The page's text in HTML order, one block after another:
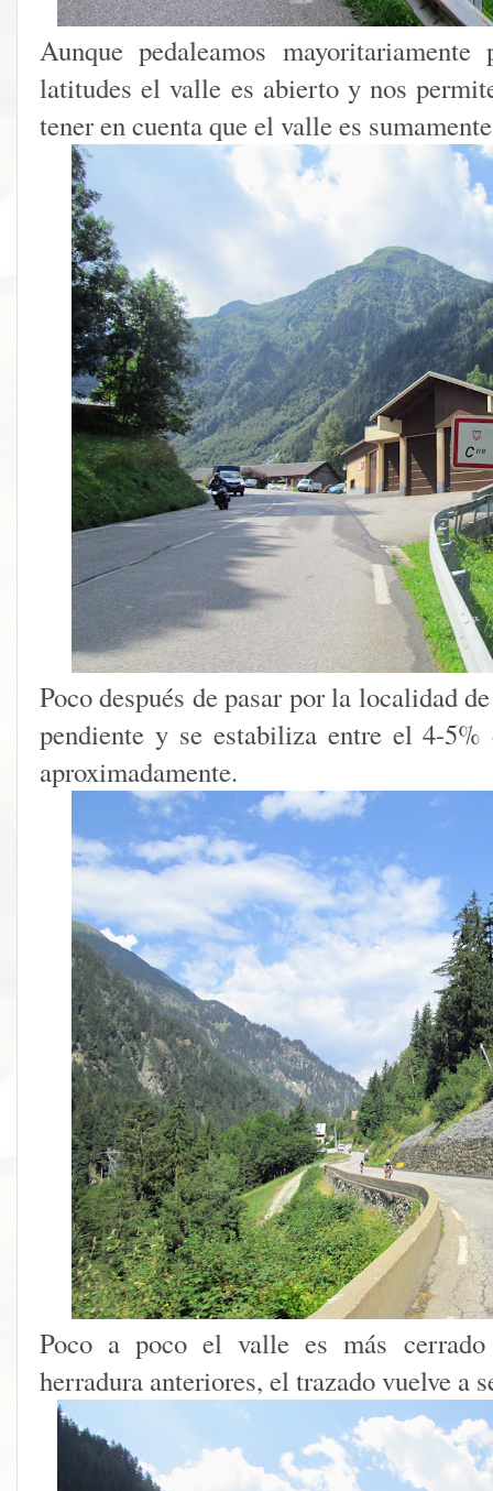
Aunque pedaleamos
latitudes el valle es abierto y nos
tener en cuenta que el valle es
Poco después de pasar por la localidad
pendiente y se estabiliza entre el 4-
aproximadamente.
Poco a poco el valle es más
herradura anteriores, el trazado vuelve a